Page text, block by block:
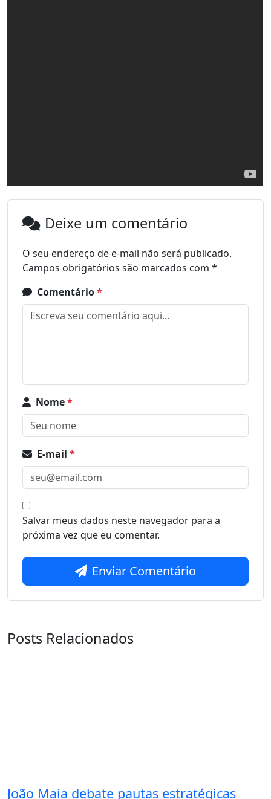
Deixe um comentário
O seu endereço de e-mail não será publicado.
Campos obrigatórios são marcados com *
Comentário*
Nome*
E-mail *
Salvar meus dados neste navegador para a
próxima vez que eu comentar.
Enviar Comentário
Posts Relacionados
João Maia debate pautas estratégicas